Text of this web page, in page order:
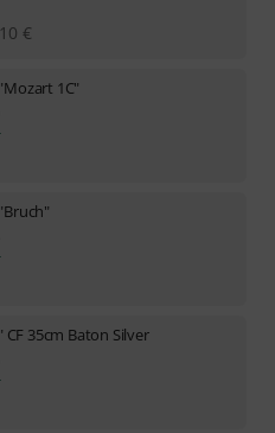
€
1C"
CF 35cm Baton Silver